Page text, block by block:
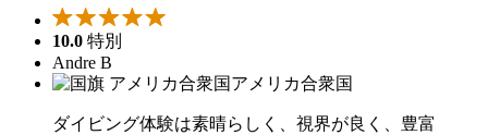
10.0 特別
Andre B
アメリカ合衆国
ダイビング体験は素晴らしく、視界が良く、豊富